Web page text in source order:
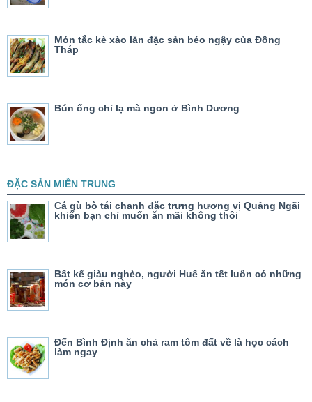
Món tắc kè xào lăn đặc sản béo ngậy của Đồng
Tháp
Bún ống chỉ lạ mà ngon ở Bình Dương
ĐẶC SẢN MIỀN TRUNG
Cá gù bò tái chanh đặc trưng hương vị Quảng Ngãi
khiến bạn chỉ muốn ăn mãi không thôi
Bất kể giàu nghèo, người Huế ăn tết luôn có những
món cơ bản này
Đến Bình Định ăn chả ram tôm đất về là học cách
làm ngay